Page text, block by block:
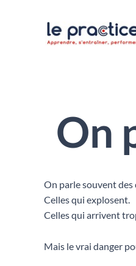
On
On parle souvent des
Celles qui explosent.
Celles qui arrivent
Mais le vrai danger